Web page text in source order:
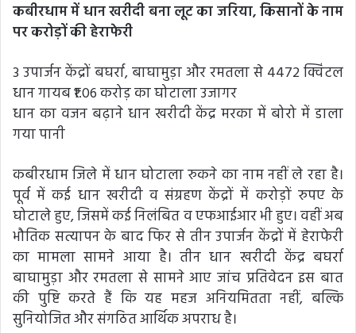
कबीरधाम में धान खरीदी बना लूट का जरिया, किसानों के नाम
पर करोड़ों की हेराफेरी
3 उपार्जन केंद्रों बघर्रा, बाघामुड़ा और रमतला से 4472 क्विंटल
धान गायब ₹1.06 करोड़ का घोटाला उजागर
धान का वजन बढ़ाने धान खरीदी केंद्र मरका में बोरो में डाला
गया पानी
कबीरधाम जिले में धान घोटाला रुकने का नाम नहीं ले रहा है।
पूर्व में कई धान खरीदी व संग्रहण केंद्रों में करोड़ों रुपए के
घोटाले हुए, जिसमें कई निलंबित व एफआईआर भी हुए। वहीं अब
भौतिक सत्यापन के बाद फिर से तीन उपार्जन केंद्रों में हेराफेरी
का मामला सामने आया है। तीन धान खरीदी केंद्र बघर्रा
बाघामुड़ा और रमतला से सामने आए जांच प्रतिवेदन इस बात
की पुष्टि करते हैं कि यह महज अनियमितता नहीं, बल्कि
सुनियोजित और संगठित आर्थिक अपराध है।